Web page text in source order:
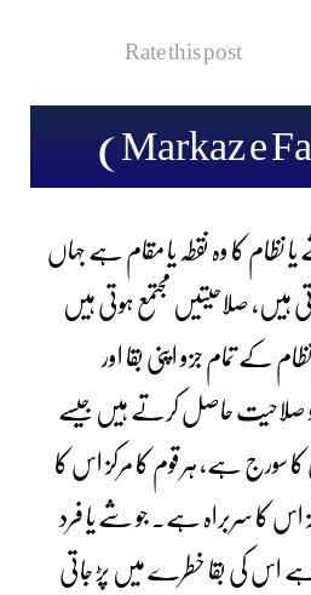
Rate this post
نظام کا وہ نقطہ یا مقام ہے جہاں
ہیں، صلاحیتیں مجتمع ہوتی ہیں
کے تمام جزو اپنی بقا اور
صلاحیت حاصل کرتے ہیں جیسے
کا سورج ہے، ہر قوم کا مرکز اس کا
اس کا سربراہ ہے۔ جو شے یا فرد
ہے اس کی بقا خطرے میں پڑ جاتی